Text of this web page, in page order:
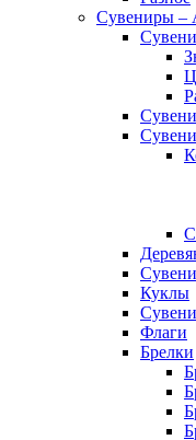
Сувениры –
Куклы
Флаги
Брелки